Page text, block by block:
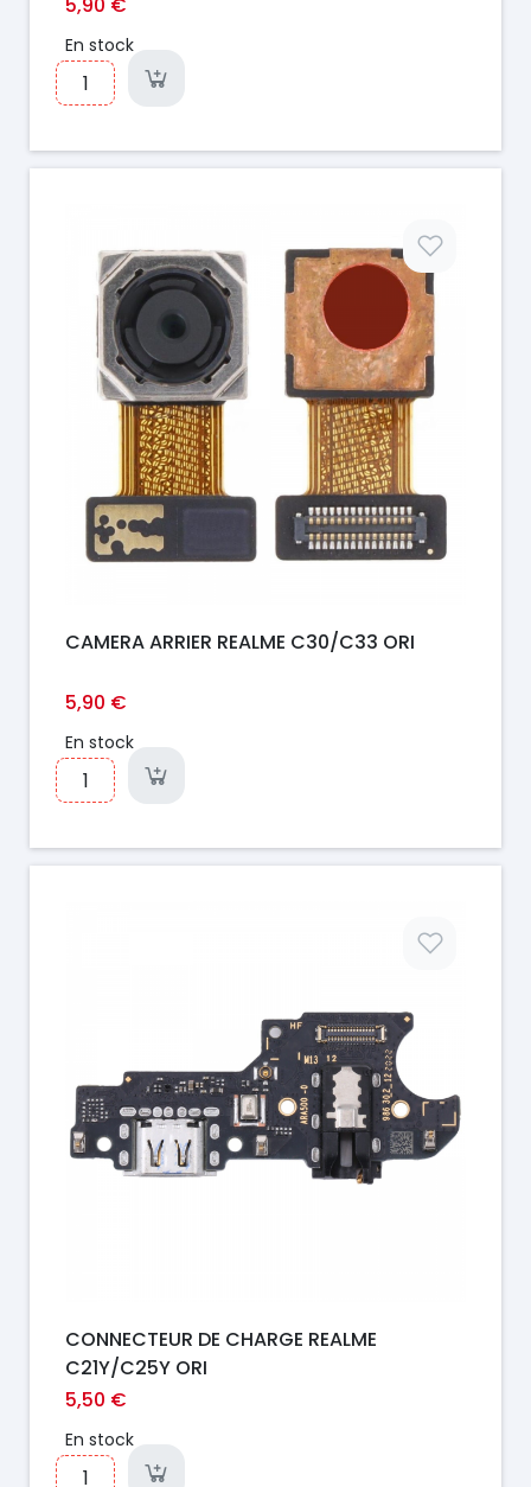
En stock
CAMERA ARRIER REALME C30/C33 ORI
5,90 €
En stock
CONNECTEUR DE CHARGE REALME
C21Y/C25Y ORI
5,50 €
En stock